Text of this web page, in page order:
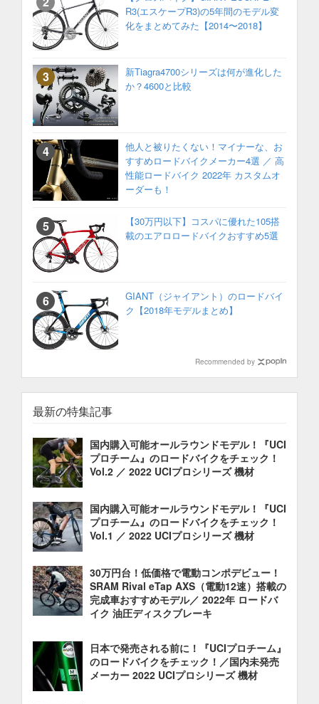
R3(エスケープR3)の5年間のモデル変
化をまとめてみた【2014〜2018】
新Tiagra4700シリーズは何が進化した
か？4600と比較
他人と被りたくない！マイナーな、お
すすめロードバイクメーカー4選 ／ 高
性能ロードバイク 2022年 カスタムオ
ーダーも！
【30万円以下】コスパに優れた105搭
載のエアロロードバイクおすすめ5選
GIANT（ジャイアント）のロードバイ
ク【2018年モデルまとめ】
Recommended by
最新の特集記事
国内購入可能オールラウンドモデル！『UCI
プロチーム』のロードバイクをチェック！
Vol.2 ／ 2022 UCIプロシリーズ 機材
国内購入可能オールラウンドモデル！『UCI
プロチーム』のロードバイクをチェック！
Vol.1 ／ 2022 UCIプロシリーズ 機材
30万円台！低価格で電動コンポデビュー！
SRAM Rival eTap AXS（電動12速）搭載の
完成車おすすめモデル／ 2022年 ロードバ
イク 油圧ディスクブレーキ
日本で発売される前に！『UCIプロチーム』
のロードバイクをチェック！／国内未発売
メーカー 2022 UCIプロシリーズ 機材